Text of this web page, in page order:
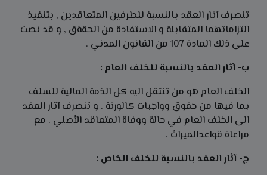
تنصرف آثار العقد بالنسبة للطرفين المتعاقدين , بتنفيذ
التزاماتهما المتقابلة و الاستفادة من الحقةق , و قد نصت
على ذلك المادة 107 من القانون المدني .
ب- آثار العقد بالنسبة للخلف العام :
الخلف العام هو من تنتقل اليه كل الذمة المالية للسلف
بما فيها من حقوق وواجبات كالورثة . و تنصرف آثار العقد
الى الخلف العام في حالة ووفاة المتعاقد الأصلي . مع
مراعاة قواعدالميراث .
ج- آثار العقد بالنسبة للخلف الخاص :